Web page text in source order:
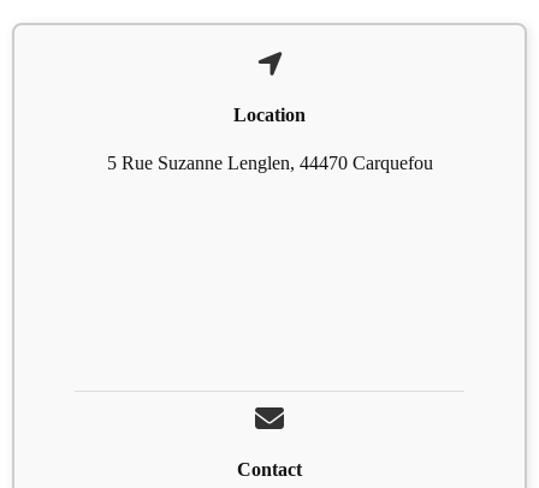
Location
5 Rue Suzanne Lenglen, 44470 Carquefou
Contact